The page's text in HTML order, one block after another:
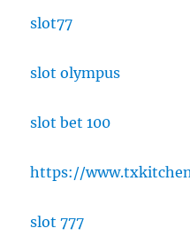
slot77
slot olympus
slot bet 100
https://
slot 777